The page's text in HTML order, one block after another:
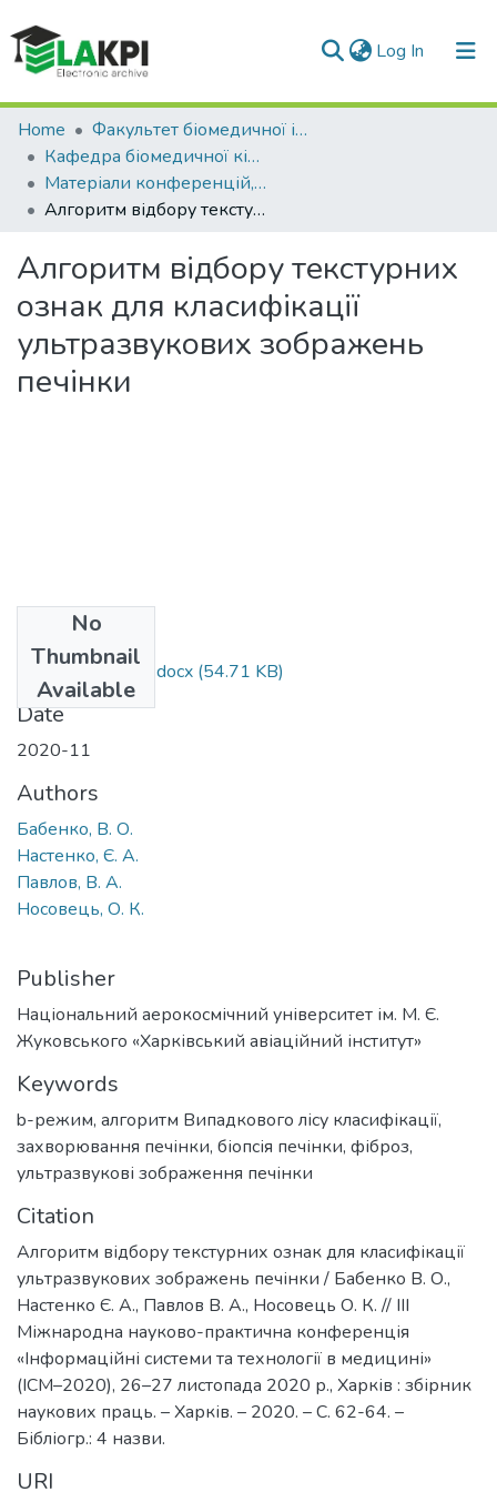
Log In (current)
Communities & Collections
All of DSpace
Statistics
Home
Факультет біомедичної інженерії (ФБМІ)
Кафедра біомедичної кібернетики (БМК)
Матеріали конференцій, семінарів і т.п. (БМК)
Алгоритм відбору текстурних ознак для класифікації ультразвукових зображень печінки
Алгоритм відбору текстурних
ознак для класифікації
ультразвукових зображень
печінки
No
Thumbnail
Available
Alhorytm_vidboru.docx (54.71 KB)
Date
2020-11
Authors
Бабенко, В. О.
Настенко, Є. А.
Павлов, В. А.
Носовець, О. К.
Publisher
Національний аерокосмічний університет ім. М. Є.
Жуковського «Харківський авіаційний інститут»
Keywords
b-режим, алгоритм Випадкового лісу класифікації,
захворювання печінки, біопсія печінки, фіброз,
ультразвукові зображення печінки
Citation
Алгоритм відбору текстурних ознак для класифікації
ультразвукових зображень печінки / Бабенко В. О.,
Настенко Є. А., Павлов В. А., Носовець О. К. // ІІІ
Міжнародна науково-практична конференція
«Інформаційні системи та технології в медицині»
(IСM–2020), 26–27 листопада 2020 р., Харків : збірник
наукових праць. – Харків. – 2020. – С. 62-64. –
Бібліогр.: 4 назви.
URI